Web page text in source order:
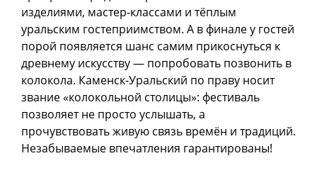
изделиями, мастер‑классами и тёплым
уральским гостеприимством. А в финале у гостей
порой появляется шанс самим прикоснуться к
древнему искусству — попробовать позвонить в
колокола. Каменск‑Уральский по праву носит
звание «колокольной столицы»: фестиваль
позволяет не просто услышать, а
прочувствовать живую связь времён и традиций.
Незабываемые впечатления гарантированы!